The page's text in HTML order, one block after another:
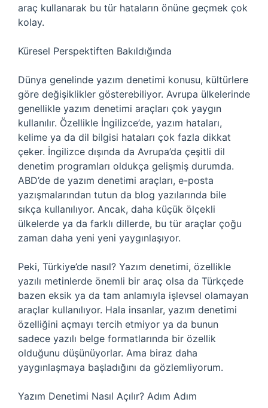
araç kullanarak bu tür hataların önüne geçmek çok
kolay.
Küresel Perspektiften Bakıldığında
Dünya genelinde yazım denetimi konusu, kültürlere
göre değişiklikler gösterebiliyor. Avrupa ülkelerinde
genellikle yazım denetimi araçları çok yaygın
kullanılır. Özellikle İngilizce’de, yazım hataları,
kelime ya da dil bilgisi hataları çok fazla dikkat
çeker. İngilizce dışında da Avrupa’da çeşitli dil
denetim programları oldukça gelişmiş durumda.
ABD’de de yazım denetimi araçları, e-posta
yazışmalarından tutun da blog yazılarında bile
sıkça kullanılıyor. Ancak, daha küçük ölçekli
ülkelerde ya da farklı dillerde, bu tür araçlar çoğu
zaman daha yeni yeni yaygınlaşıyor.
Peki, Türkiye’de nasıl? Yazım denetimi, özellikle
yazılı metinlerde önemli bir araç olsa da Türkçede
bazen eksik ya da tam anlamıyla işlevsel olamayan
araçlar kullanılıyor. Hala insanlar, yazım denetimi
özelliğini açmayı tercih etmiyor ya da bunun
sadece yazılı belge formatlarında bir özellik
olduğunu düşünüyorlar. Ama biraz daha
yaygınlaşmaya başladığını da gözlemliyorum.
Yazım Denetimi Nasıl Açılır? Adım Adım